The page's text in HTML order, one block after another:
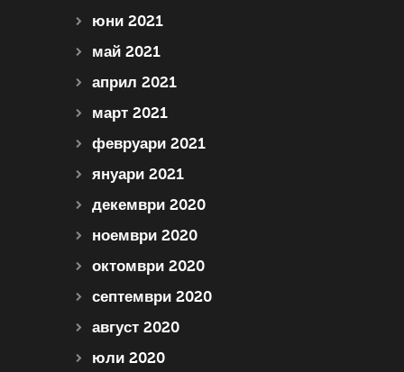
юни 2021
май 2021
април 2021
март 2021
февруари 2021
януари 2021
декември 2020
ноември 2020
октомври 2020
септември 2020
август 2020
юли 2020